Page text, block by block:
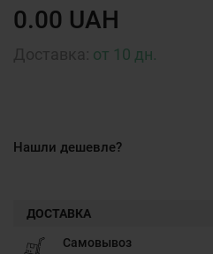
0.00 UAH
от 10 дн.
Нашли дешевле?
ДОСТАВКА
Самовывоз